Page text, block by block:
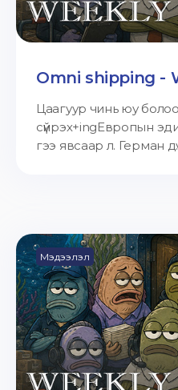
Omni shipping -
Цаагуур чинь юу
сүйрэх+ingЕвропын
гээ явсаар л. Герман
Мэдээлэл